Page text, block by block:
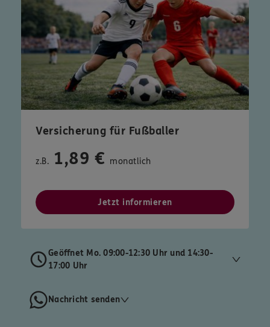
Versicherung für Fußballer
z.B. 1,89 € monatlich
Jetzt informieren
Geöffnet Mo. 09:00-12:30 Uhr und 14:30-
17:00 Uhr
Nachricht senden